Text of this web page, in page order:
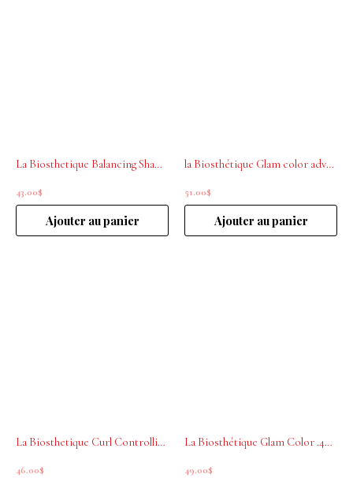
La Biosthetique Balancing Shampoo Botanique 250 ml
43.00$
Ajouter au panier
la Biosthétique Glam color advanced .03 Blonde 200mL
51.00$
Ajouter au panier
La Biosthetique Curl Controlling Mousse 100ml
46.00$
La Biosthétique Glam Color .40 Copper 200mL
49.00$